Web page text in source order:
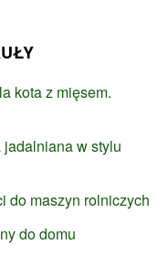
kota z mięsem.
w stylu
do maszyn rolniczych
do domu